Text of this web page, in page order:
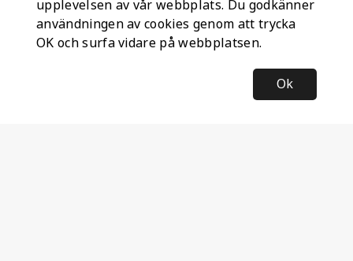
upplevelsen av vår webbplats. Du godkänner
användningen av cookies genom att trycka
OK och surfa vidare på webbplatsen.
Ok